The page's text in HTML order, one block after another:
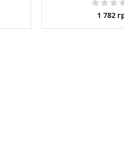
1 782